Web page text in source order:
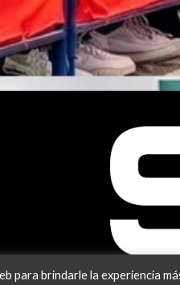
para brindarle la experiencia